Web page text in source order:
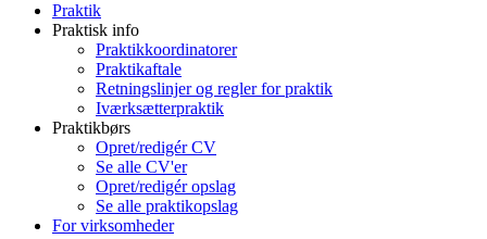
Praktik
Praktisk info
Praktikkoordinatorer
Praktikaftale
Retningslinjer og regler for praktik
Iværksætterpraktik
Praktikbørs
Opret/redigér CV
Se alle CV'er
Opret/redigér opslag
Se alle praktikopslag
For virksomheder